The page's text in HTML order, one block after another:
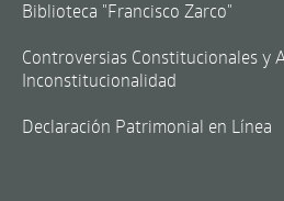
Biblioteca "Francisco Zarco"
Controversias Constitucionales y
Inconstitucionalidad
Declaración Patrimonial en Línea